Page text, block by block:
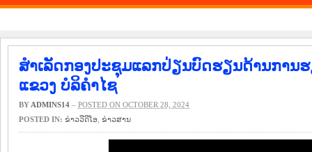
ສຳເລັດກອງປະຊຸມແລກປ່ຽນບົດຮຽນດ້ານການ
ແຂວງ ບໍລິຄຳໄຊ
BY ADMINS14 – POSTED ON OCTOBER 28, 2024
POSTED IN: ຂ່າວ​ວີ​ດີ​ໂອ ​ຂ່າວ​ສານ